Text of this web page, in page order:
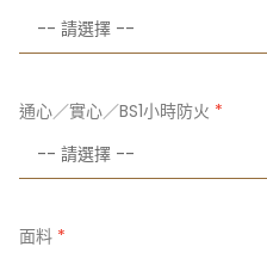
通心／實心／BS1小時防火
面料